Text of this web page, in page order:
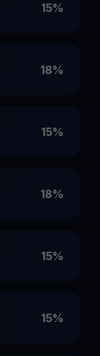
15%
18%
15%
18%
15%
15%